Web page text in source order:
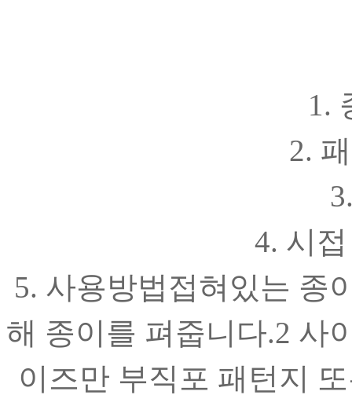
1.
2.
4. 시
5. 사용방법접혀있는 종
해 종이를 펴줍니다.2 사
이즈만 부직포 패턴지